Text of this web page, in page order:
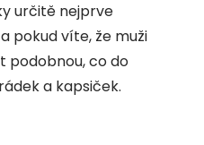
určitě nejprve
pokud víte, že muži
podobnou, co do
a kapsiček.